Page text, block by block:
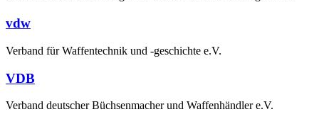
vdw
Verband für Waffentechnik und -geschichte e.V.
VDB
Verband deutscher Büchsenmacher und Waffenhändler e.V.